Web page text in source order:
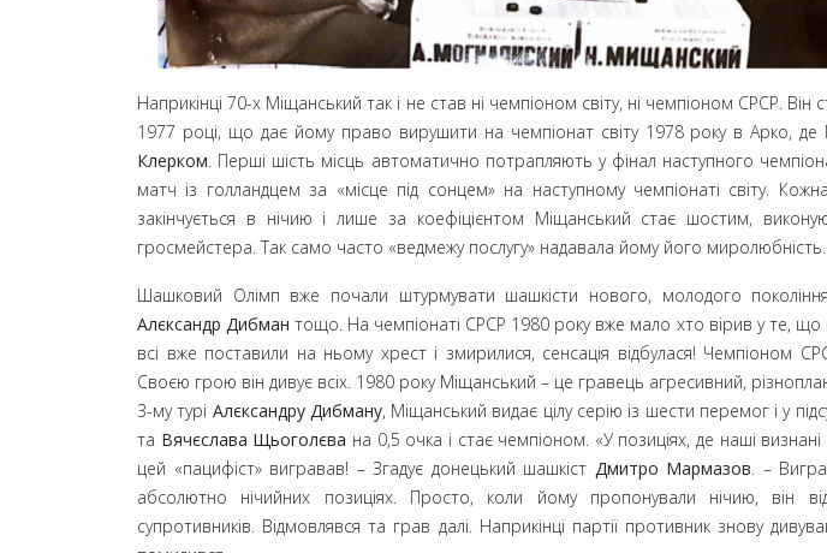
Наприкінці 70-х Міщанський так і не став ні чемпіоном світу, ні чемпіоном СРСР. Він
1977 році, що дає йому право вирушити на чемпіонат світу 1978 року в Арко, де
Клерком. Перші шість місць автоматично потрапляють у фінал наступного
матч із голландцем за «місце під сонцем» на наступному чемпіонаті світу.
закінчується в нічию і лише за коефіцієнтом Міщанський стає шостим,
гросмейстера. Так само часто «ведмежу послугу» надавала йому його миролюбність.
Шашковий Олімп вже почали штурмувати шашкісти нового, молодого
Алєксандр Дибман тощо. На чемпіонаті СРСР 1980 року вже мало хто вірив у те,
всі вже поставили на ньому хрест і змирилися, сенсація відбулася! Чемпіоном
Своєю грою він дивує всіх. 1980 року Міщанський – це гравець агресивний,
3-му турі Алєксандру Дибману, Міщанський видає цілу серію із шести перемог і у
та Вячєслава Щьоголєва на 0,5 очка і стає чемпіоном. «У позиціях, де наші
цей «пацифіст» вигравав! – Згадує донецький шашкіст Дмитро Мармазов. –
абсолютно нічийних позиціях. Просто, коли йому пропонували нічию, він
супротивників. Відмовлявся та грав далі. Наприкінці партії противник знову